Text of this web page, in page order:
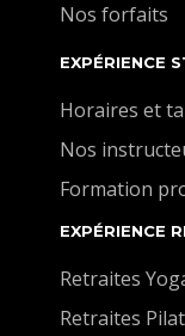
Nos forfaits
EXPÉRIENCE
Horaires et
Nos
Formation
EXPÉRIENCE
Retraites
Retraites